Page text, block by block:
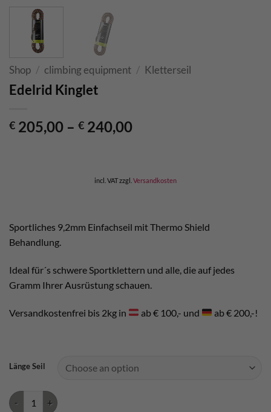
Shop / climbing equipment / Kletterseil
Edelrid Kinglet
€ 205,00 – € 240,00
incl. VATzzgl. Versandkosten
Sportliches 9,2mm Einfachseil mit Thermo Shield
Behandlung.
Ideal für´s schwere Sportklettern und alle, die auf jedes
Gramm Ihrer Ausrüstung schauen.
Versandkostenfrei bis 2kg in ab € 100,- und ab € 200,-!
Länge Seil
Edelrid Kinglet quantity